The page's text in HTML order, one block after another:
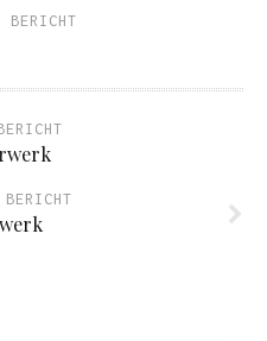
BERICHT
BERICHT